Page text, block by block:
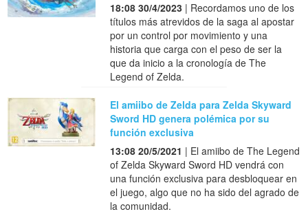
18:08 30/4/2023 | Recordamos uno de los
títulos más atrevidos de la saga al apostar
por un control por movimiento y una
historia que carga con el peso de ser la
que da inicio a la cronología de The
Legend of Zelda.
El amiibo de Zelda para Zelda Skyward
Sword HD genera polémica por su
función exclusiva
13:08 20/5/2021 | El amiibo de The Legend
of Zelda Skyward Sword HD vendrá con
una función exclusiva para desbloquear en
el juego, algo que no ha sido del agrado de
la comunidad.